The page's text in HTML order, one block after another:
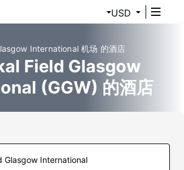
USD
International 机场 的酒店
Field Glasgow
(GGW) 的酒店